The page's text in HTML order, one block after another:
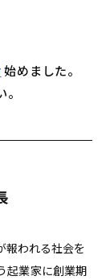
始めました。
報われる社会を
起業家に創業期